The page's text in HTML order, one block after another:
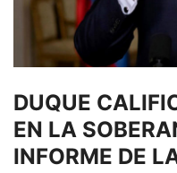
DUQUE
EN LA
INFORME DE